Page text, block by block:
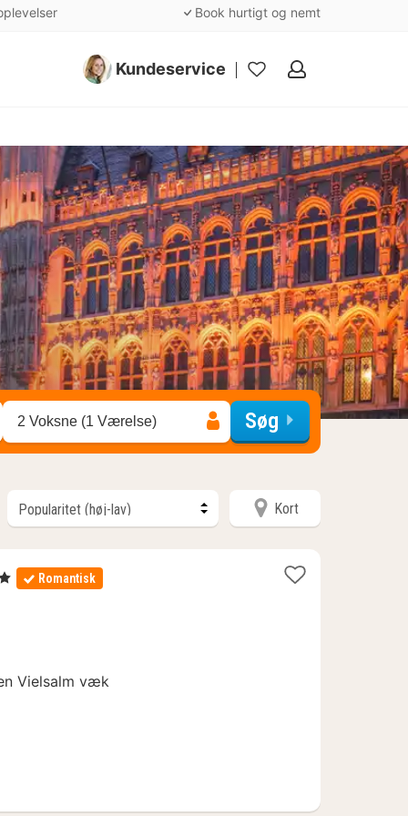
Book hurtigt og nemt
Kundeservice
Mine
2 Voksne (1 Værelse) Søg
Kort
Romantisk
Vielsalm væk